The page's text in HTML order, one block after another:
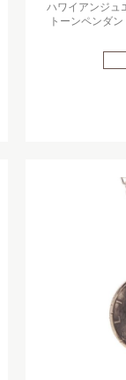
ハワイアンジュ
トーンペンダ